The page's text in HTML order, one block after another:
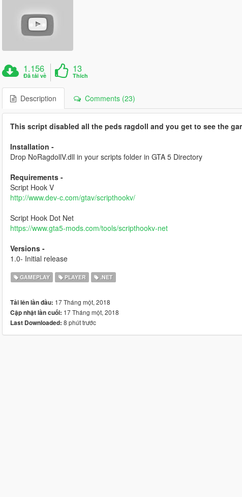
1.156
Đã tải về
13
Thích
Description Comments (23)
This script disabled all the peds ragdoll and you get to see the
Installation -
Drop NoRagdollV.dll in your scripts folder in GTA 5 Directory
Requirements -
Script Hook V
http://www.dev-c.com/gtav/scripthookv/
Script Hook Dot Net
https://www.gta5-mods.com/tools/scripthookv-net
Versions -
1.0- Initial release
GAMEPLAY PLAYER .NET
Tải lên lần đầu: 17 Tháng một, 2018
Cập nhật lần cuối: 17 Tháng một, 2018
Last Downloaded: 8 phút trước